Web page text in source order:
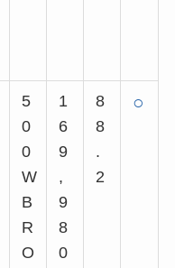
5
0
0
W
B
R
O
1
6
9
,
9
8
0
8
8
.
2
○